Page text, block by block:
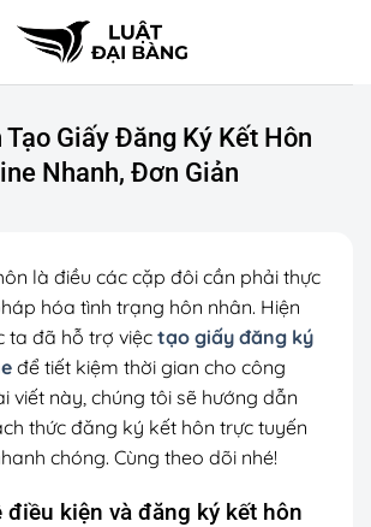
Tạo Giấy Đăng Ký Kết Hôn
Nhanh, Đơn Giản
là điều các cặp đôi cần phải thực
hóa tình trạng hôn nhân. Hiện
ta đã hỗ trợ việctạo giấy đăng ký
để tiết kiệm thời gian cho công
viết này, chúng tôi sẽ hướng dẫn
thức đăng ký kết hôn trực tuyến
chóng. Cùng theo dõi nhé!
điều kiện và đăng ký kết hôn